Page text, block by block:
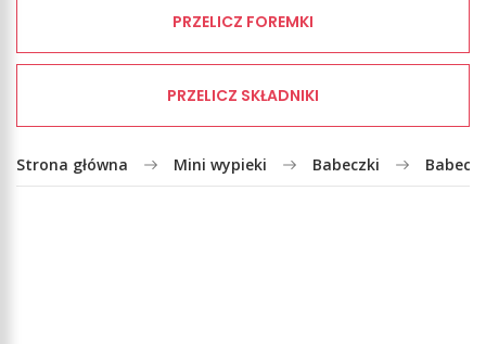
PRZELICZ FOREMKI
PRZELICZ SKŁADNIKI
Strona główna Mini wypieki Babeczki